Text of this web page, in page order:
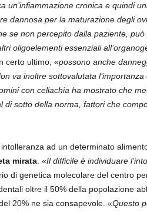
un’infiammazione cronica e quindi
dannosa per la maturazione degli
se non percepito dalla paziente,
oligoelementi essenziali
certo ultimo, «possono anche
va inoltre sottovalutata l’importanza
con celiachia ha mostrato che
di sotto della norma, fattori che
ad un determinato
mirata. «Il difficile è individuare
di genetica molecolare del centro
oltre il 50% della popolazione
20% ne sia consapevole. «Questo